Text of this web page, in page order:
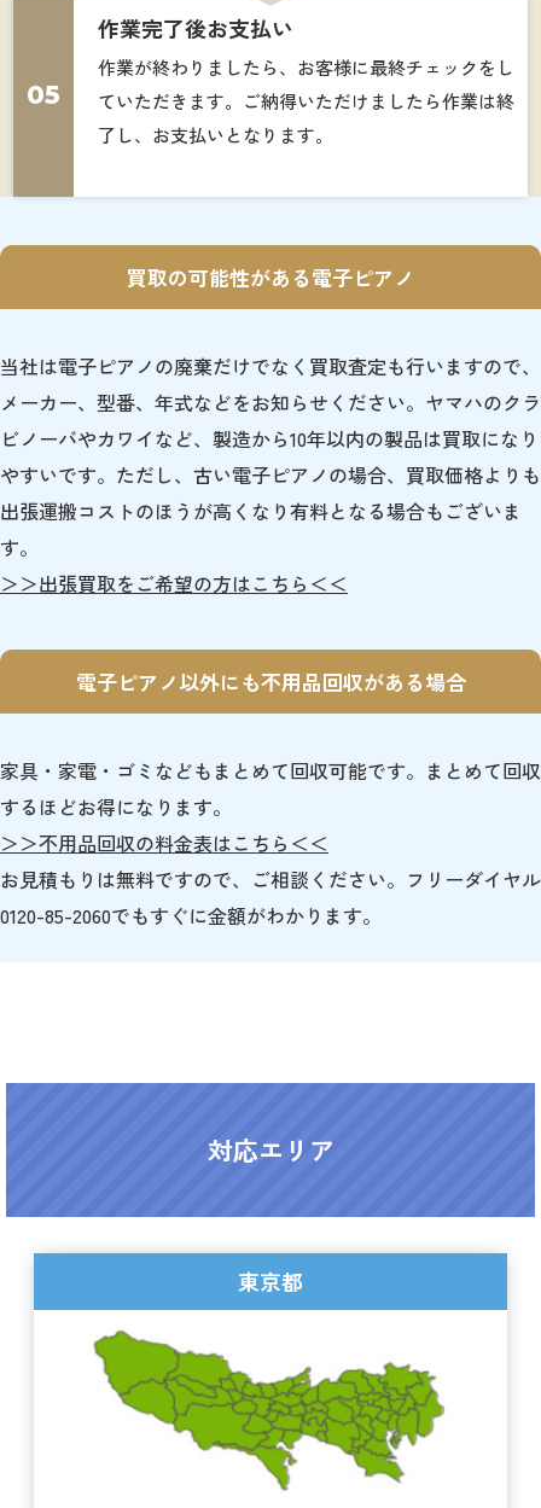
05
作業完了後お支払い
作業が終わりましたら、お客様に最終チェックをし
ていただきます。ご納得いただけましたら作業は終
了し、お支払いとなります。
買取の可能性がある電子ピアノ
当社は電子ピアノの廃棄だけでなく買取査定も行いますので、
メーカー、型番、年式などをお知らせください。ヤマハのクラ
ビノーバやカワイなど、製造から10年以内の製品は買取になり
やすいです。ただし、古い電子ピアノの場合、買取価格よりも
出張運搬コストのほうが高くなり有料となる場合もございま
す。
＞＞出張買取をご希望の方はこちら＜＜
電子ピアノ以外にも不用品回収がある場合
家具・家電・ゴミなどもまとめて回収可能です。まとめて回収
するほどお得になります。
＞＞不用品回収の料金表はこちら＜＜
お見積もりは無料ですので、ご相談ください。フリーダイヤル
0120-85-2060でもすぐに金額がわかります。
対応エリア
東京都